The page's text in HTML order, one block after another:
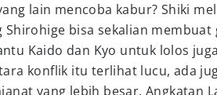
lain mencoba kabur? Shiki
Shirohige bisa sekalian membuat
Kaido dan Kyo untuk lolos
konflik itu terlihat lucu, ada
yang lebih besar. Angkatan